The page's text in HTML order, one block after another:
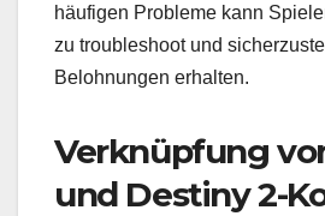
häufigen Probleme kann
zu troubleshoot und
Belohnungen erhalten.
Verknüpfung
und Destiny 2-